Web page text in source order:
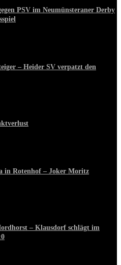
PSV im Neumünsteraner Derby
– Heider SV verpatzt den
in Rotenhof – Joker Moritz
– Klausdorf schlägt im